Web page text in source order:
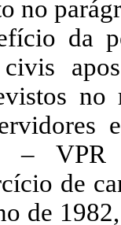
no
da
no
–
de
de